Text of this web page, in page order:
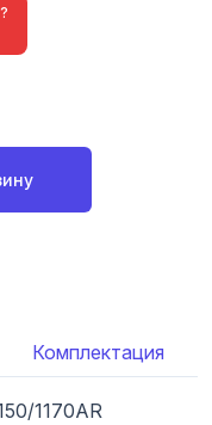
Комплектация
1170AR